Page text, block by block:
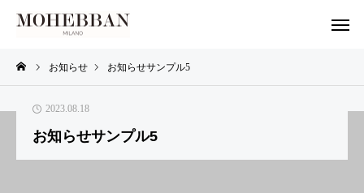
お知らせ お知らせサンプル5
2023.08.18
お知らせサンプル5